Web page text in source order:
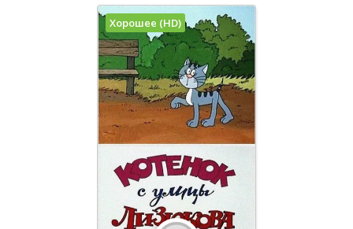
Хорошее (HD)